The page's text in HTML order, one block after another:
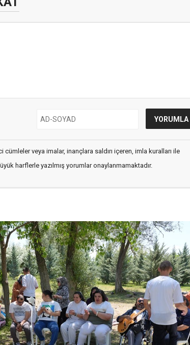
veya imalar, inançlara saldırı içeren, imla kuralları ile
harflerle yazılmış yorumlar onaylanmamaktadır.